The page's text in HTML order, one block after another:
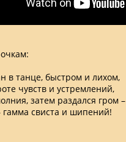
в танце, быстром и лихом,
чувств и устремлений,
затем раздался гром –
гамма свиста и шипений!